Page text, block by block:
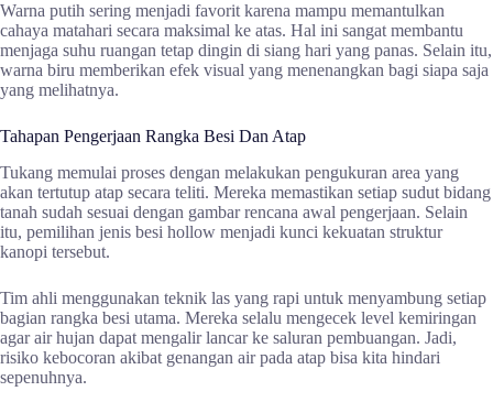
Warna putih sering menjadi favorit karena mampu memantulkan
cahaya matahari secara maksimal ke atas. Hal ini sangat membantu
menjaga suhu ruangan tetap dingin di siang hari yang panas. Selain itu,
warna biru memberikan efek visual yang menenangkan bagi siapa saja
yang melihatnya.
Tahapan Pengerjaan Rangka Besi Dan Atap
Tukang memulai proses dengan melakukan pengukuran area yang
akan tertutup atap secara teliti. Mereka memastikan setiap sudut bidang
tanah sudah sesuai dengan gambar rencana awal pengerjaan. Selain
itu, pemilihan jenis besi hollow menjadi kunci kekuatan struktur
kanopi tersebut.
Tim ahli menggunakan teknik las yang rapi untuk menyambung setiap
bagian rangka besi utama. Mereka selalu mengecek level kemiringan
agar air hujan dapat mengalir lancar ke saluran pembuangan. Jadi,
risiko kebocoran akibat genangan air pada atap bisa kita hindari
sepenuhnya.